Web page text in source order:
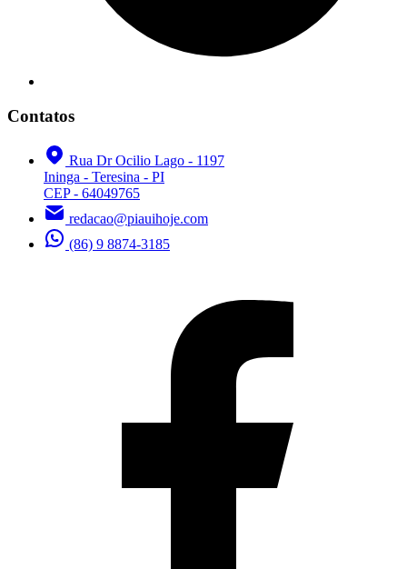
Contatos
Rua Dr Ocilio Lago - 1197
Ininga - Teresina - PI
CEP - 64049765
redacao@piauihoje.com
(86) 9 8874-3185